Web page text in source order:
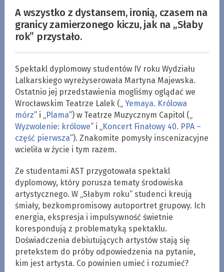
A wszystko z dystansem, ironią, czasem na
granicy zamierzonego kiczu, jak na „Słaby
rok” przystało.
Spektakl dyplomowy studentów IV roku Wydziału
Lalkarskiego wyreżyserowała Martyna Majewska.
Ostatnio jej przedstawienia mogliśmy oglądać we
Wrocławskim Teatrze Lalek („ Yemaya. Królowa
mórz” i „ Plama”) w Teatrze Muzycznym Capitol („
Wyzwolenie: królowe” i „
Koncert Finałowy 40. PPA –
część pierwsza”). Znakomite pomysły inscenizacyjne
wcieliła w życie i tym razem.
Ze studentami AST przygotowała spektakl
dyplomowy, który porusza tematy środowiska
artystycznego. W „Słabym roku” studenci kreują
śmiały, bezkompromisowy autoportret grupowy. Ich
energia, ekspresja i impulsywność świetnie
korespondują z problematyką spektaklu.
Doświadczenia debiutujących artystów stają się
pretekstem do próby odpowiedzenia na pytanie,
kim jest artysta. Co powinien umieć i rozumieć?